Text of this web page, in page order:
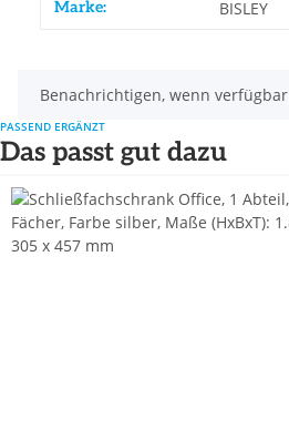
Marke: BISLEY
Benachrichtigen, wenn verfügbar
PASSEND ERGÄNZT
Das passt gut dazu